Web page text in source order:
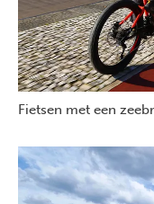
Fietsen met een